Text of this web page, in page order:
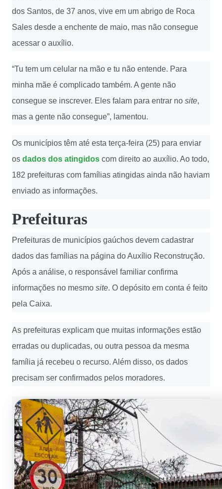
dos Santos, de 37 anos, vive em um abrigo de Roca
Sales desde a enchente de maio, mas não consegue
acessar o auxílio.
“Tu tem um celular na mão e tu não entende. Para
minha mãe é complicado também. A gente não
consegue se inscrever. Eles falam para entrar no site,
mas a gente não consegue”, lamentou.
Os municípios têm até esta terça-feira (25) para enviar
os dados dos atingidos com direito ao auxílio. Ao todo,
182 prefeituras com famílias atingidas ainda não haviam
enviado as informações.
Prefeituras
Prefeituras de municípios gaúchos devem cadastrar
dados das famílias na página do Auxílio Reconstrução.
Após a análise, o responsável familiar confirma
informações no mesmo site. O depósito em conta é feito
pela Caixa.
As prefeituras explicam que muitas informações estão
erradas ou duplicadas, ou outra pessoa da mesma
família já recebeu o recurso. Além disso, os dados
precisam ser confirmados pelos moradores.